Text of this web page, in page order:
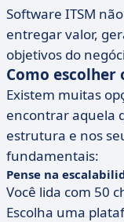
Software ITSM
entregar valor,
objetivos do
Como escolher
Existem muitas
encontrar aquela
estrutura e nos
fundamentais:
Pense na
Você lida com 50
Escolha uma